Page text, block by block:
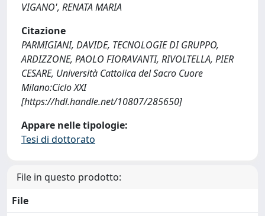
VIGANO', RENATA MARIA
Citazione
PARMIGIANI, DAVIDE, TECNOLOGIE DI GRUPPO,
ARDIZZONE, PAOLO FIORAVANTI, RIVOLTELLA, PIER
CESARE, Università Cattolica del Sacro Cuore
Milano:Ciclo XXI
[https://hdl.handle.net/10807/285650]
Appare nelle tipologie:
Tesi di dottorato
File in questo prodotto:
File